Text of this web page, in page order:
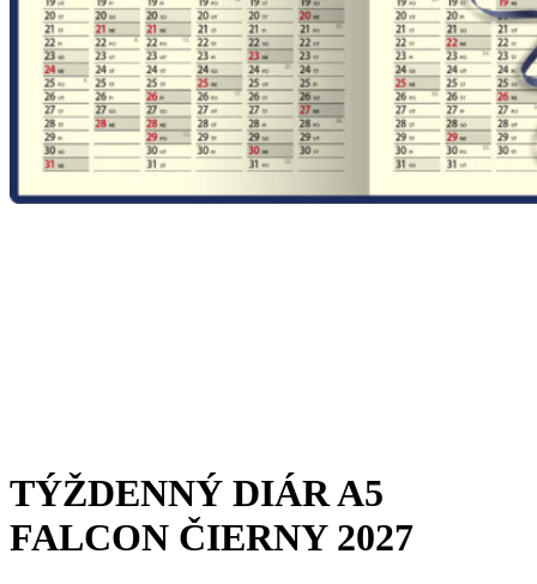
TÝŽDENNÝ DIÁR A5
FALCON ČIERNY 2027